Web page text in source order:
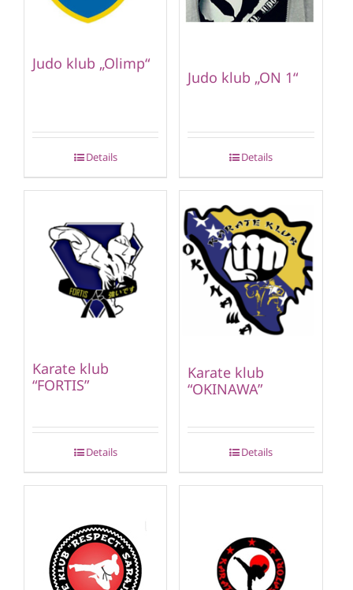
Judo klub „Olimp“
Details
Judo klub „ON 1“
Details
Karate klub
“FORTIS”
Details
Karate klub
“OKINAWA”
Details